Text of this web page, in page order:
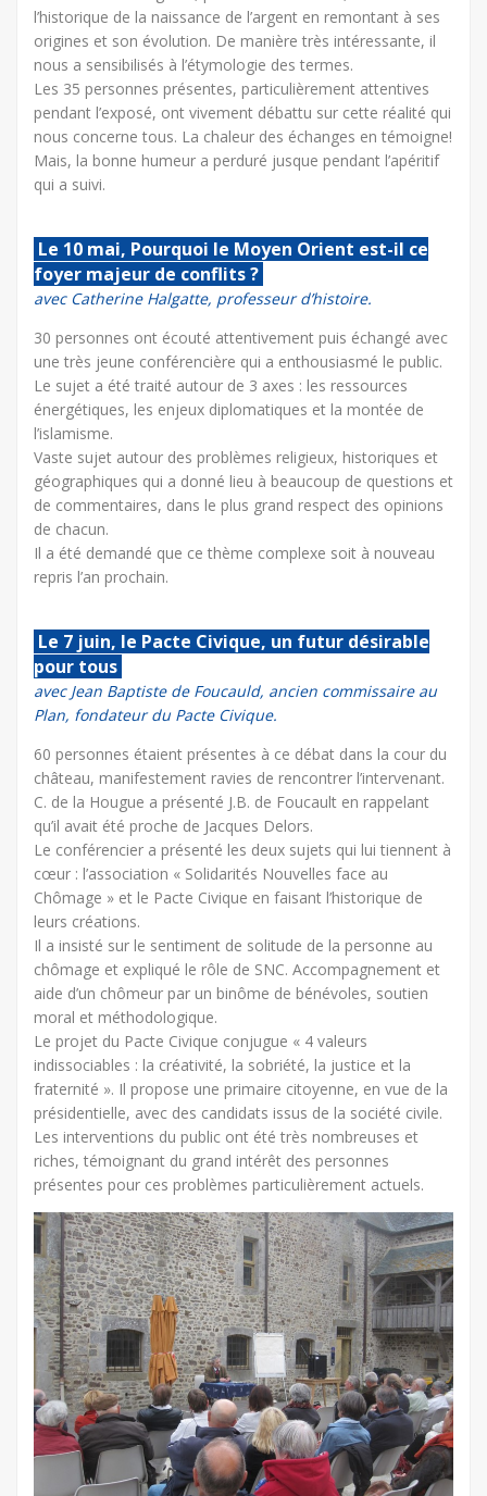
l’historique de la naissance de l’argent en remontant à ses
origines et son évolution. De manière très intéressante, il
nous a sensibilisés à l’étymologie des termes.
Les 35 personnes présentes, particulièrement attentives
pendant l’exposé, ont vivement débattu sur cette réalité qui
nous concerne tous. La chaleur des échanges en témoigne!
Mais, la bonne humeur a perduré jusque pendant l’apéritif
qui a suivi.
Le 10 mai, Pourquoi le Moyen Orient est-il ce
foyer majeur de conflits ?
avec Catherine Halgatte, professeur d’histoire.
30 personnes ont écouté attentivement puis échangé avec
une très jeune conférencière qui a enthousiasmé le public.
Le sujet a été traité autour de 3 axes : les ressources
énergétiques, les enjeux diplomatiques et la montée de
l’islamisme.
Vaste sujet autour des problèmes religieux, historiques et
géographiques qui a donné lieu à beaucoup de questions et
de commentaires, dans le plus grand respect des opinions
de chacun.
Il a été demandé que ce thème complexe soit à nouveau
repris l’an prochain.
Le 7 juin, le Pacte Civique, un futur désirable
pour tous
avec Jean Baptiste de Foucauld, ancien commissaire au
Plan, fondateur du Pacte Civique.
60 personnes étaient présentes à ce débat dans la cour du
château, manifestement ravies de rencontrer l’intervenant.
C. de la Hougue a présenté J.B. de Foucault en rappelant
qu’il avait été proche de Jacques Delors.
Le conférencier a présenté les deux sujets qui lui tiennent à
cœur : l’association « Solidarités Nouvelles face au
Chômage » et le Pacte Civique en faisant l’historique de
leurs créations.
Il a insisté sur le sentiment de solitude de la personne au
chômage et expliqué le rôle de SNC. Accompagnement et
aide d’un chômeur par un binôme de bénévoles, soutien
moral et méthodologique.
Le projet du Pacte Civique conjugue « 4 valeurs
indissociables : la créativité, la sobriété, la justice et la
fraternité ». Il propose une primaire citoyenne, en vue de la
présidentielle, avec des candidats issus de la société civile.
Les interventions du public ont été très nombreuses et
riches, témoignant du grand intérêt des personnes
présentes pour ces problèmes particulièrement actuels.